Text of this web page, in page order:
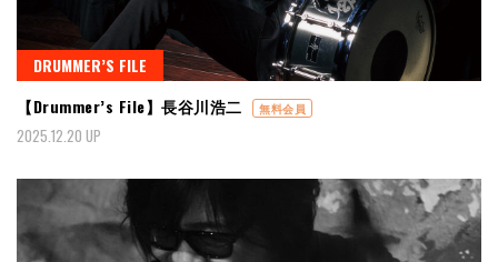
DRUMMER’S FILE
【Drummer’s File】長谷川浩二
無料会員
2025.12.20 UP